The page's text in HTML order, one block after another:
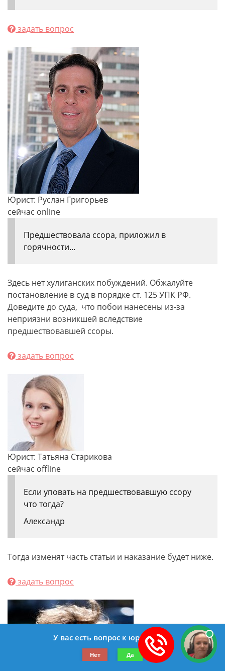
задать вопрос
Юрист: Руслан Григорьев
сейчас online
Предшествовала ссора, приложил в
горячности...
Здесь нет хулиганских побуждений. Обжалуйте
постановление в суд в порядке ст. 125 УПК РФ.
Доведите до суда, что побои нанесены из-за
неприязни возникшей вследствие
предшествовавшей ссоры.
задать вопрос
Юрист: Татьяна Старикова
сейчас offline
Если уповать на предшествовавшую ссору
что тогда?
Александр
Тогда изменят часть статьи и наказание будет ниже.
задать вопрос
У вас есть вопрос к юристу?
Нет Да